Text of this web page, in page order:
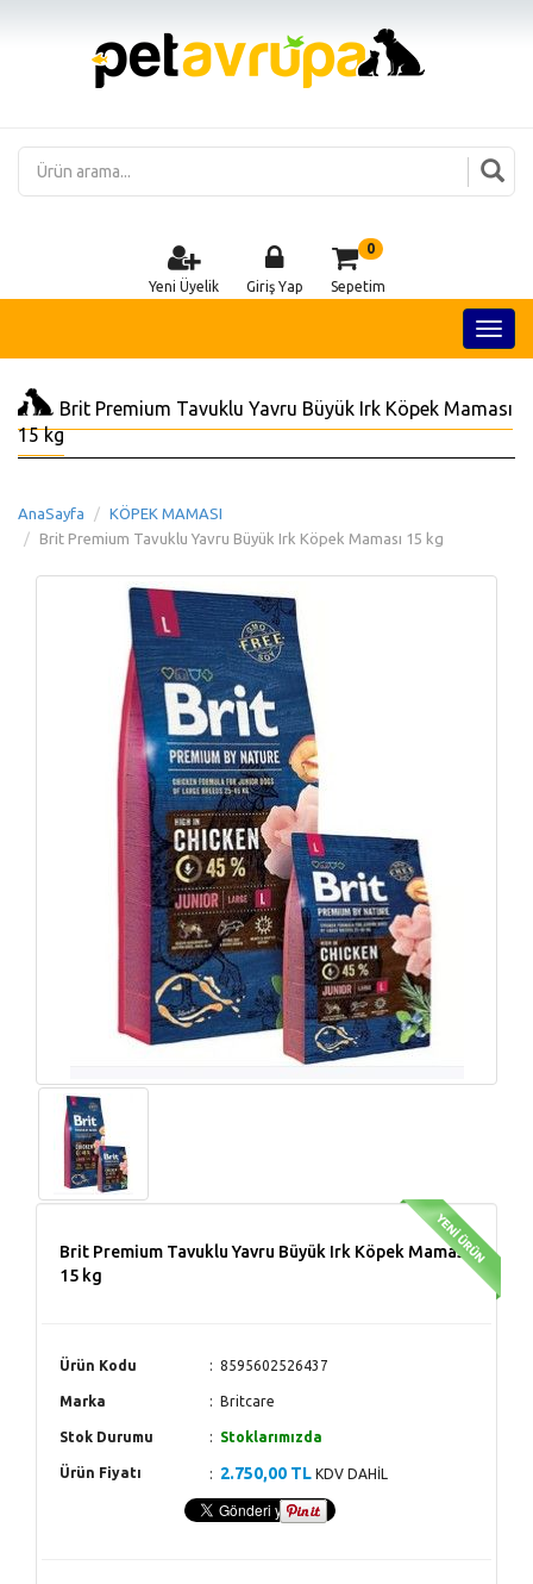
Yeni Üyelik Giriş Yap
0
Sepetim
Brit Premium Tavuklu Yavru Büyük Irk Köpek Maması
15 kg
AnaSayfa
KÖPEK MAMASI
Brit Premium Tavuklu Yavru Büyük Irk Köpek Maması 15 kg
Brit Premium Tavuklu Yavru Büyük Irk Köpek Maması
15 kg
Ürün Kodu 8595602526437
Marka Britcare
Stok Durumu Stoklarımızda
Ürün Fiyatı 2.750,00 TL KDV DAHİL